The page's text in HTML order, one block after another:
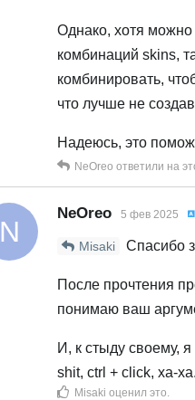
Однако, хотя можно
комбинаций skins,
комбинировать,
что лучше не
Надеюсь, это
NeOreo ответили на
N
NeOreo 5 фев 2025
Misaki Спасибо
После прочтения
понимаю ваш
И, к стыду своему,
shit, ctrl + click, ха-
Misaki оценил это.